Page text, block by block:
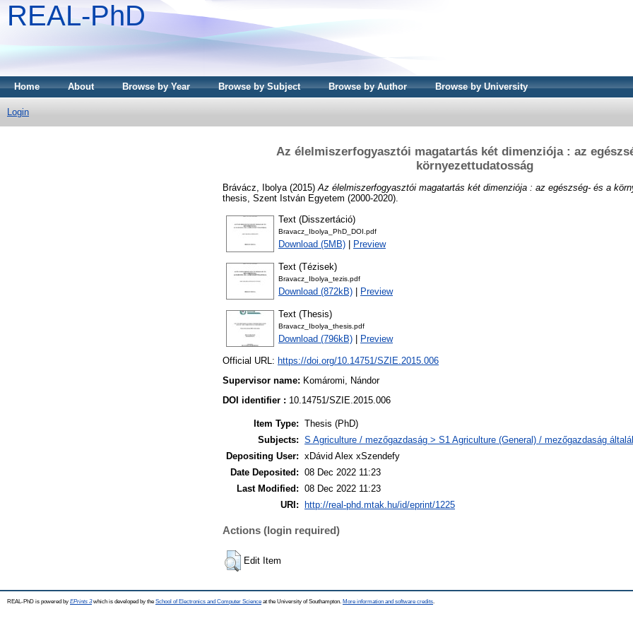
REAL-PhD
Home About Browse by Year Browse by Subject Browse by Author Browse by University
Login
Az élelmiszerfogyasztói magatartás két dimenziója : az
környezettudatosság
Brávácz, Ibolya (2015) Az élelmiszerfogyasztói magatartás két dimenziója : az egészség- és a
thesis, Szent István Egyetem (2000-2020).
Text (Disszertáció)
Bravacz_Ibolya_PhD_DOI.pdf
Download (5MB) Preview
Text (Tézisek)
Bravacz_Ibolya_tezis.pdf
Download (872kB) Preview
Text (Thesis)
Bravacz_Ibolya_thesis.pdf
Download (796kB) Preview
Official URL: https://doi.org/10.14751/SZIE.2015.006
Supervisor name: Komáromi, Nándor
DOI identifier : 10.14751/SZIE.2015.006
Item Type: Thesis (PhD)
Subjects: S Agriculture / mezőgazdaság > S1 Agriculture (General) / mezőgazdaság
Depositing User: xDávid Alex xSzendefy
Date Deposited: 08 Dec 2022 11:23
Last Modified: 08 Dec 2022 11:23
URI:
http://real-phd.mtak.hu/id/eprint/1225
Actions (login required)
Edit Item
REAL-PhD is powered by EPrints 3which is developed by the School of Electronics and Computer Science at the University of Southampton. More information and software credits